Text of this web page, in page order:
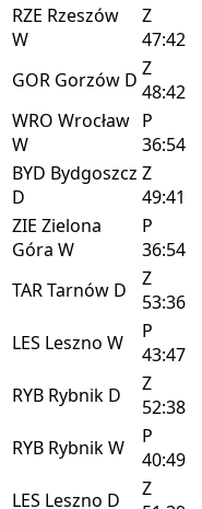
RZE Rzeszów
W
Z
47:42
GOR Gorzów D Z
48:42
WRO Wrocław
W
P
36:54
BYD Bydgoszcz
D
Z
49:41
ZIE Zielona
Góra W
P
36:54
TARTarnów D
Z
53:36
LES Leszno W
P
43:47
RYB Rybnik D
Z
52:38
RYB RybnikW
P
40:49
LES Leszno D
Z